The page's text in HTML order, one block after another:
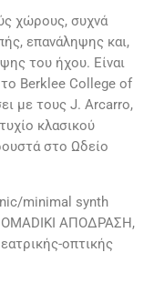
χώρους, συχνά
επανάληψης και,
του ήχου. Είναι
Berklee College of
με τους J. Arcarro,
κλασικού
στο Ωδείο
minimal synth
OMADIKI ΑΠΟΔΡΑΣΗ,
οπτικής